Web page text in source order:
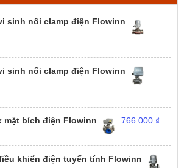
sinh nối clamp điện Flowinn
sinh nối clamp điện Flowinn
mặt bích điện Flowinn 766.000 ₫
khiển điện tuyến tính Flowinn